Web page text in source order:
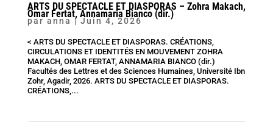
ARTS DU SPECTACLE ET DIASPORAS – Zohra Makach,
Omar Fertat, Annamaria Bianco (dir.)
par anna | Juin 4, 2026
< ARTS DU SPECTACLE ET DIASPORAS. CRÉATIONS,
CIRCULATIONS ET IDENTITÉS EN MOUVEMENT ZOHRA
MAKACH, OMAR FERTAT, ANNAMARIA BIANCO (dir.)
Facultés des Lettres et des Sciences Humaines, Université Ibn
Zohr, Agadir, 2026. ARTS DU SPECTACLE ET DIASPORAS.
CRÉATIONS,...